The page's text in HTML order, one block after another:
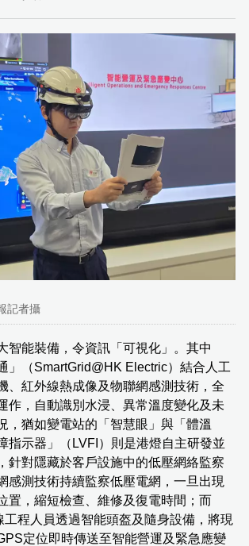
記者攝
智能裝備，令資訊「可視化」。其中
」（SmartGrid@HK Electric）結合人工
、紅外線熱成像及物聯網感測技術，全
作，自動識別水浸、異常溫度變化及未
，猶如變電站的「智慧眼」與「體溫
指示器」（LVFI）則是港燈自主研發並
針對隱藏於客戶設施中的低壓網絡監察
感測技術持續監察低壓電網，一旦出現
置，縮短檢查、維修及復電時間；而
工程人員透過智能頭盔及隨身設備，將現
定位即時傳送至智能營運及緊急應變